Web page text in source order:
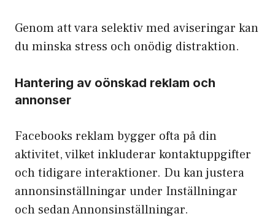
Genom att vara selektiv med aviseringar kan
du minska stress och onödig distraktion.
Hantering av oönskad reklam och
annonser
Facebooks reklam bygger ofta på din
aktivitet, vilket inkluderar kontaktuppgifter
och tidigare interaktioner. Du kan justera
annonsinställningar under Inställningar
och sedan Annonsinställningar.